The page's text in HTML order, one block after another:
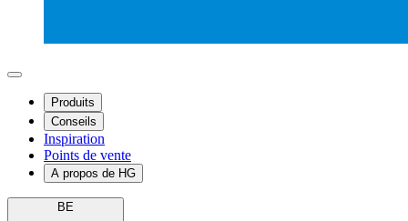
Produits
Conseils
Inspiration
Points de vente
A propos de HG
BE